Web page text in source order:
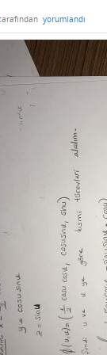
yorumlandı